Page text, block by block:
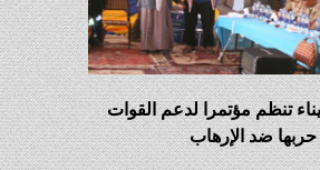
تنظم مؤتمرا لدعم القوات
ضد الإرهاب